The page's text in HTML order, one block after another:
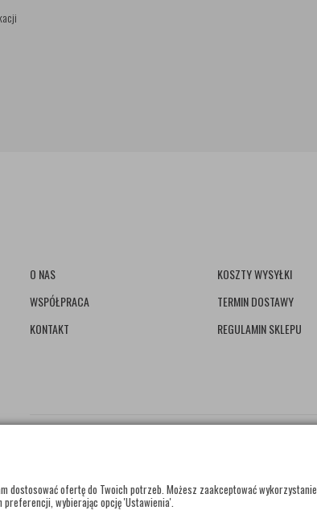
dostosować ofertę do Twoich potrzeb. Możesz zaakceptować wykorzystanie
wybierając opcję 'Ustawienia'.
O NAS
WSPÓŁPRACA
KONTAKT
KOSZTY WYSYŁKI
TERMIN DOSTAWY
REGULAMIN SKLEPU